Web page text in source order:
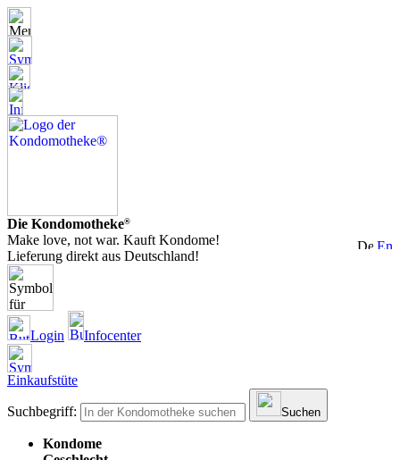
Die Kondomotheke®
Make love, not war. Kauft Kondome!
Lieferung direkt aus Deutschland!
Login Infocenter
Einkaufstüte
Suchbegriff: Suchen
Kondome